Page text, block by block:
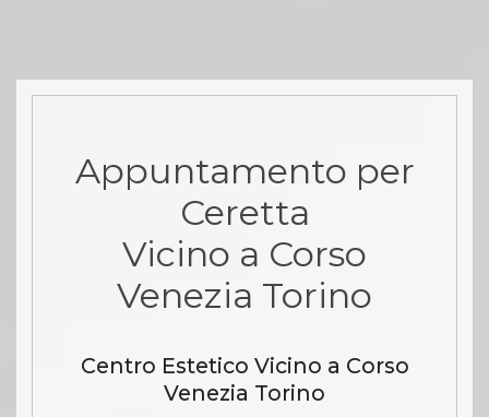
Appuntamento per
Ceretta
Vicino a Corso
Venezia Torino
Centro Estetico Vicino a Corso
Venezia Torino